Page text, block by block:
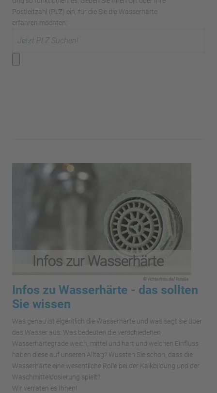
Postleitzahl (PLZ) ein, für die Sie die Wasserhärte
erfahren möchten:
Infos zu Wasserhärte - das sollten
Sie wissen
Was genau ist eigentlich die Wasserhärte und was sagt sie über
das Wasser aus. Was bedeuten die verschiedenen
Wasserhärtegrade weich, mittel und hart und welchen Einfluss
haben diese auf unseren Alltag? Wussten Sie schon, dass die
Wasserhärte eine wesentliche Rolle bei der Kalkbildung und der
Waschmitteldosierung spielt?
Wir verraten es Ihnen!